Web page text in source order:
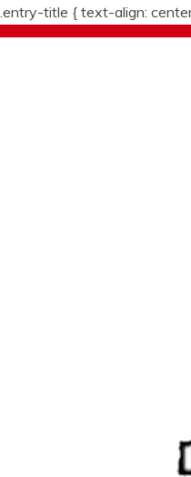
.entry-title { text-align:
Skip